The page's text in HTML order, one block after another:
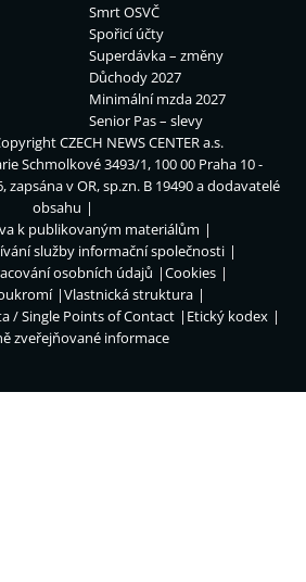
Smrt OSVČ
Spořicí účty
Superdávka – změny
Důchody 2027
Minimální mzda 2027
Senior Pas – slevy
CZECH NEWS CENTER a.s.
Schmolkové 3493/1, 100 00 Praha 10 -
zapsána v OR, sp.zn. B 19490 a dodavatelé
obsahu
k publikovaným materiálům
služby informační společnosti
osobních údajů
Cookies
Vlastnická struktura
/ Single Points of Contact
Etický kodex
zveřejňované informace